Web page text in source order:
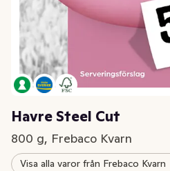
Havre Steel Cut
800 g, Frebaco Kvarn
Visa alla varor från Frebaco Kvarn